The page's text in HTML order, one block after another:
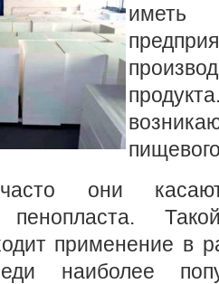
часто они
пенопласта.
применение в
наиболее